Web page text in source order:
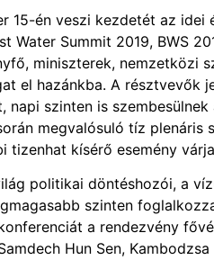
15-én veszi kezdetét az
Water Summit 2019, BWS
miniszterek, nemzetközi
el hazánkba. A résztvevők
napi szinten is
megvalósuló tíz
tizenhat kísérő esemény
politikai döntéshozói, a
szinten
a rendezvény
Hun Sen,